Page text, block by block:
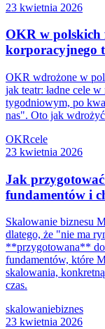
23 kwietnia 2026
OKR w
korporacyjnego
OKR wdrożone w
jak teatr: ładne cele
tygodniowym, po
nas". Oto jak
OKRcele
23 kwietnia 2026
Jak
fundamentów i
Skalowanie biznesu
dlatego, że "nie ma
**przygotowana** do
fundamentów, które
skalowania,
czas.
skalowaniebiznes
23 kwietnia 2026